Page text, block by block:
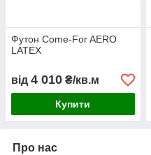
Футон Come-For AERO
LATEX
від 4 010 ₴/кв.м
Купити
Про нас